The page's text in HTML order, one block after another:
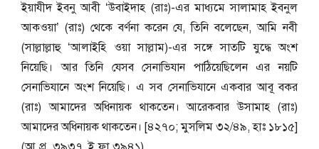
ইয়াযীদ ইবনু আবী ‘উবাইদাহ (রাঃ)-এর মাধ্যমে সালামাহ ইবনুল
আকওয়া’ (রাঃ) থেকে বর্ণনা করেন যে, তিনি বলেছেন, আমি নবী
(সাল্লাল্লাহু ‘আলাইহি ওয়া সাল্লাম)-এর সঙ্গে সাতটি যুদ্ধে অংশ
নিয়েছি। আর তিনি যেসব সেনাভিযান পাঠিয়েছিলেন এর নয়টি
সেনাভিযানে অংশ নিয়েছি। এ সব সেনাভিযানে একবার আবূ বকর
(রাঃ) আমাদের অধিনায়ক থাকতেন। আরেকবার উসামাহ (রাঃ)
আমাদের অধিনায়ক থাকতেন। [৪২৭০; মুসলিম ৩২/৪৯, হাঃ ১৮১৫]